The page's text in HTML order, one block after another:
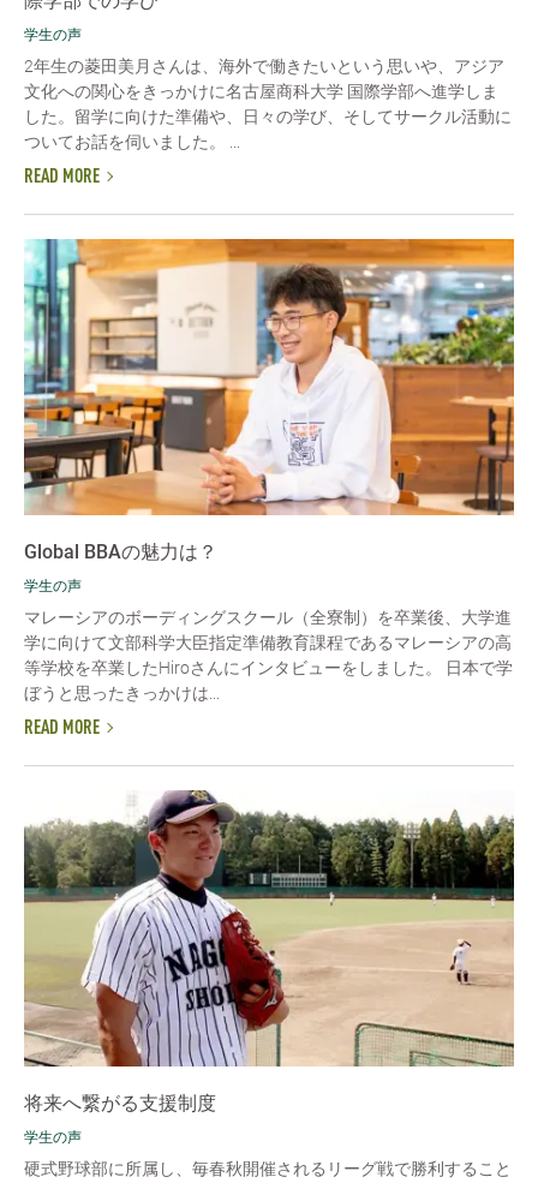
学生の声
2年生の菱田美月さんは、海外で働きたいという思いや、アジア
文化への関心をきっかけに名古屋商科大学 国際学部へ進学しま
した。留学に向けた準備や、日々の学び、そしてサークル活動に
ついてお話を伺いました。 ...
READ MORE
Global BBAの魅力は？
学生の声
マレーシアのボーディングスクール（全寮制）を卒業後、大学進
学に向けて文部科学大臣指定準備教育課程であるマレーシアの高
等学校を卒業したHiroさんにインタビューをしました。 日本で学
ぼうと思ったきっかけは...
READ MORE
将来へ繋がる支援制度
学生の声
硬式野球部に所属し、毎春秋開催されるリーグ戦で勝利すること